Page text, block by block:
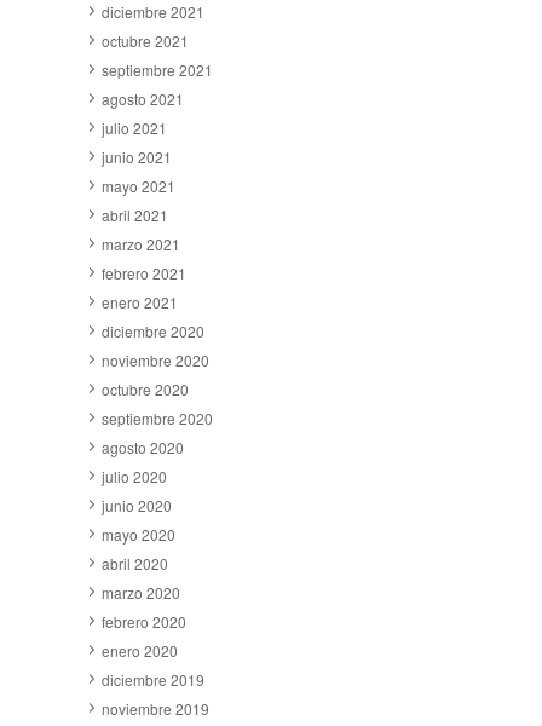
diciembre 2021
octubre 2021
septiembre 2021
agosto 2021
julio 2021
junio 2021
mayo 2021
abril 2021
marzo 2021
febrero 2021
enero 2021
diciembre 2020
noviembre 2020
octubre 2020
septiembre 2020
agosto 2020
julio 2020
junio 2020
mayo 2020
abril 2020
marzo 2020
febrero 2020
enero 2020
diciembre 2019
noviembre 2019